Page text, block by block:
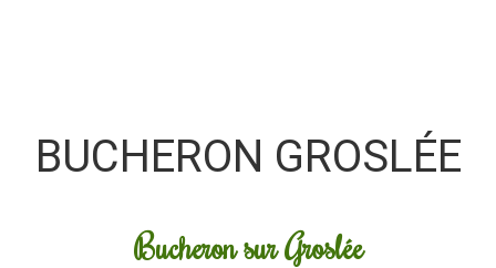
BUCHERON GROSLÉE
Bucheron sur Groslée